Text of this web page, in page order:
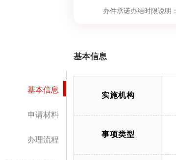
办件承诺办结时限说明：
基本信息
申请材料
办理流程
基本信息
实施机构
事项类型